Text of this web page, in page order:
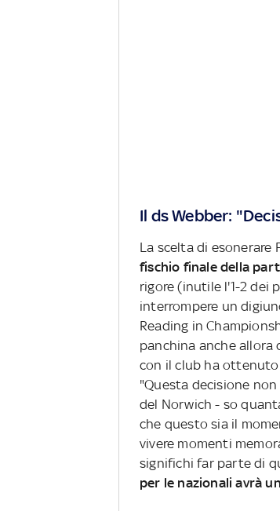
Il ds Webber:
La scelta di esonerare
fischio finale della
rigore (inutile l'1-2 dei
interrompere un
Reading in
panchina anche allora
con il club ha ottenuto
"Questa decisione
del Norwich - so
che questo sia il
vivere momenti
significhi far parte di
per le nazionali avrà